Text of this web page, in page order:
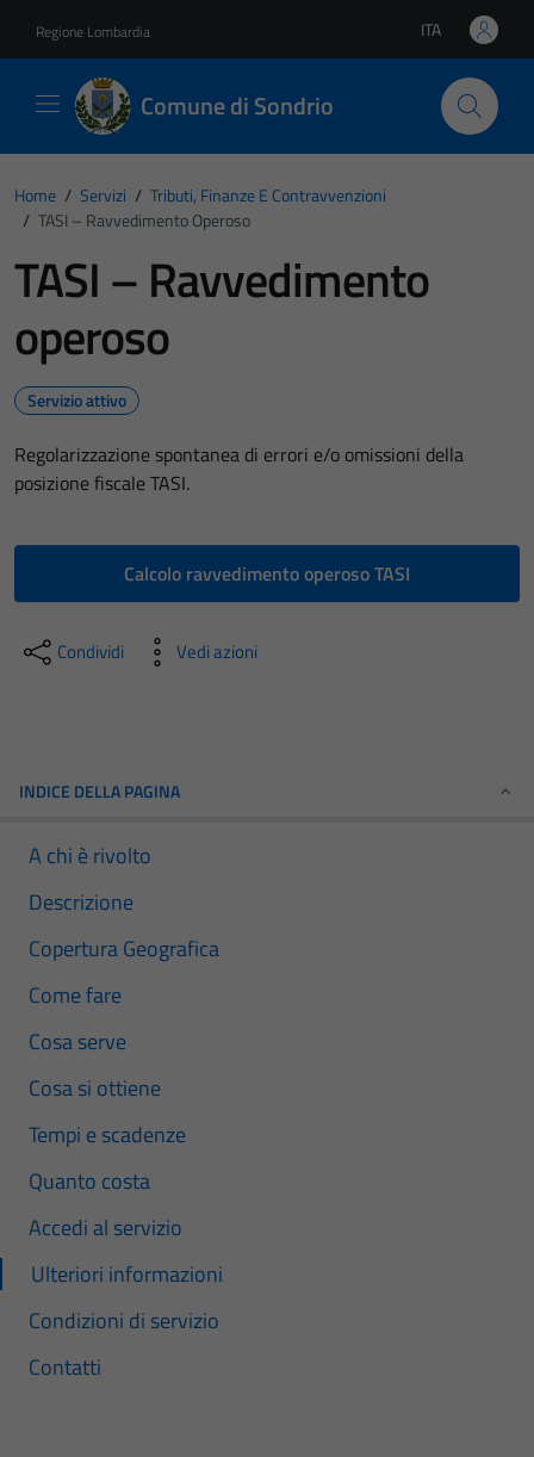
Regione Lombardia Lingua attiva:
ITA
Comune di Sondrio
Home / Servizi / Tributi, Finanze E Contravvenzioni
/ TASI – Ravvedimento Operoso
TASI – Ravvedimento
operoso
Servizio attivo
Regolarizzazione spontanea di errori e/o omissioni della
posizione fiscale TASI.
Calcolo ravvedimento operoso TASI
Condividi Vedi azioni
INDICE DELLA PAGINA
A chi è rivolto
Descrizione
Copertura Geografica
Come fare
Cosa serve
Cosa si ottiene
Tempi e scadenze
Quanto costa
Accedi al servizio
Ulteriori informazioni
Condizioni di servizio
Contatti